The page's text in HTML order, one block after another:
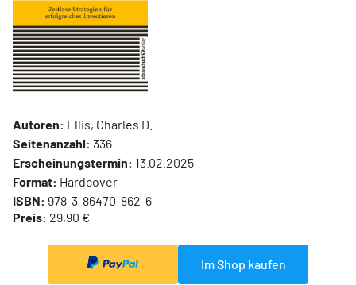
Autoren: Ellis, Charles D.
Seitenanzahl: 336
Erscheinungstermin: 13.02.2025
Format: Hardcover
ISBN: 978-3-86470-862-6
Preis: 29,90 €
Im Shop kaufen